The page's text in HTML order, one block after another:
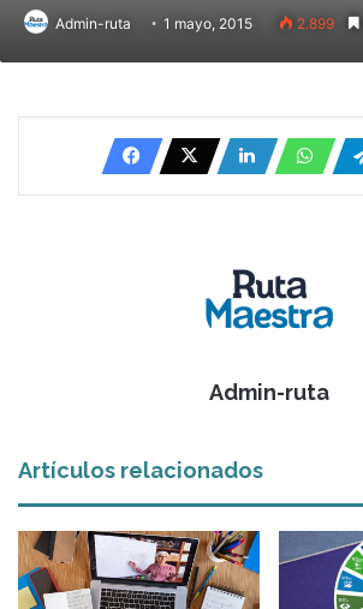
Admin-ruta 1 mayo, 2015 2.899
Admin-ruta
Artículos relacionados